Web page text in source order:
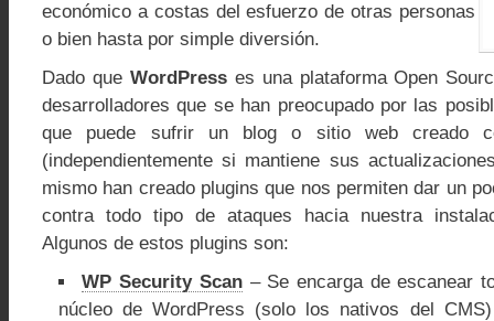
económico a costas del esfuerzo de otras personas
o bien hasta por simple diversión.
Dado que WordPresses una plataforma Open
desarrolladores que se han preocupado por las
que puede sufrir un blog o sitio web creado
(independientemente si mantiene sus
mismo han creado plugins que nos permiten dar un
contra todo tipo de ataques hacia nuestra
Algunos de estos plugins son:
WP Security Scan– Se encarga de escanear
núcleo de WordPress (solo los nativos del